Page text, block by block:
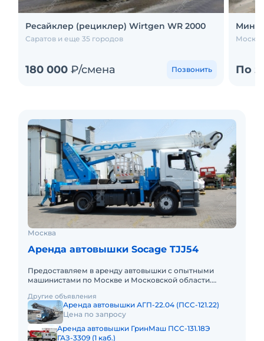
Ресайклер (рециклер) Wirtgen WR 2000
Саратов и еще 35 городов
180 000 ₽/смена Позвонить
Мини-
По
Москва
Аренда автовышки Socage TJJ54
Предоставляем в аренду автовышки с опытными
машинистами по Москве и Московской области.
(почасовой, посменный). Пр
Другие объявления
Аренда автовышки АГП-22.04 (ПСС-121.22)
Цена по запросу
Аренда автовышки ГринМаш ПСС-131.18Э
ГАЗ-3309 (1 каб.)